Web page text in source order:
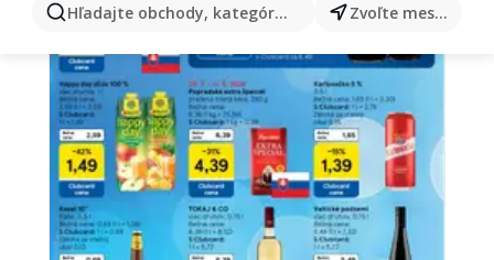
Hľadajte obchody, kategórie, produkty... Zvoľte mesto